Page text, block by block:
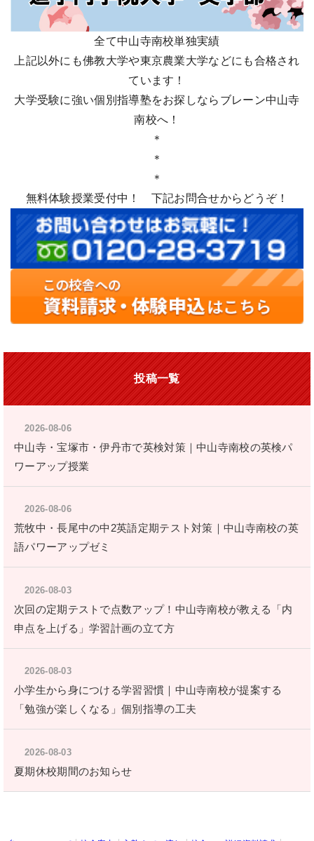
全て中山寺南校単独実績
上記以外にも佛教大学や東京農業大学などにも合格され
ています！
大学受験に強い個別指導塾をお探しならブレーン中山寺
南校へ！
＊
＊
＊
無料体験授業受付中！ 下記お問合せからどうぞ！
投稿一覧
2026-08-06
中山寺・宝塚市・伊丹市で英検対策｜中山寺南校の英検パ
ワーアップ授業
2026-08-06
荒牧中・長尾中の中2英語定期テスト対策｜中山寺南校の英
語パワーアップゼミ
2026-08-03
次回の定期テストで点数アップ！中山寺南校が教える「内
申点を上げる」学習計画の立て方
2026-08-03
小学生から身につける学習習慣｜中山寺南校が提案する
「勉強が楽しくなる」個別指導の工夫
2026-08-03
夏期休校期間のお知らせ